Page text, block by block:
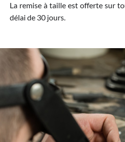
La remise à taille est offerte sur
délai de 30 jours.